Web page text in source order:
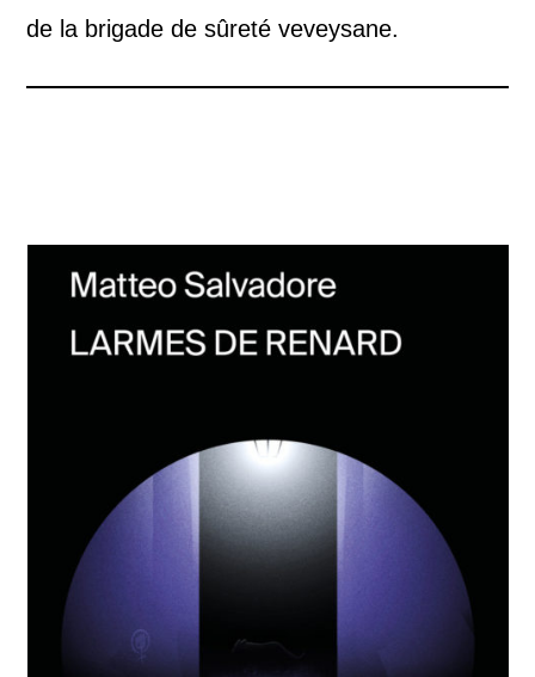
de la brigade de sûreté veveysane.